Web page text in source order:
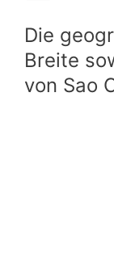
Die
Breite
von Sao